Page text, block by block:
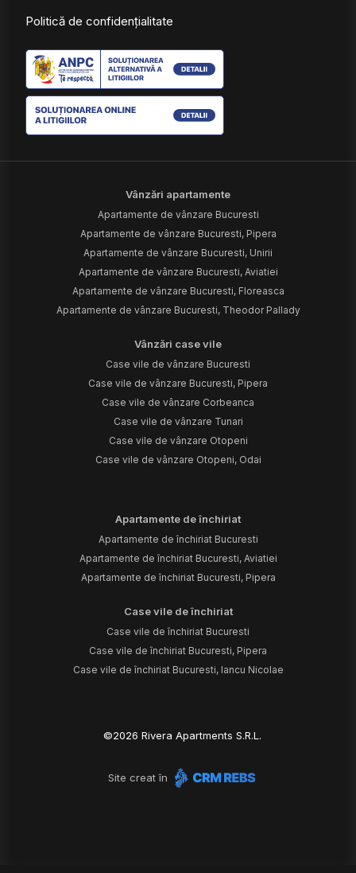
Politică de confidențialitate
Vânzări apartamente
Apartamente de vânzare Bucuresti
Apartamente de vânzare Bucuresti, Pipera
Apartamente de vânzare Bucuresti, Unirii
Apartamente de vânzare Bucuresti, Aviatiei
Apartamente de vânzare Bucuresti, Floreasca
Apartamente de vânzare Bucuresti, Theodor Pallady
Vânzări case vile
Case vile de vânzare Bucuresti
Case vile de vânzare Bucuresti, Pipera
Case vile de vânzare Corbeanca
Case vile de vânzare Tunari
Case vile de vânzare Otopeni
Case vile de vânzare Otopeni, Odai
Apartamente de închiriat
Apartamente de închiriat Bucuresti
Apartamente de închiriat Bucuresti, Aviatiei
Apartamente de închiriat Bucuresti, Pipera
Case vile de închiriat
Case vile de închiriat Bucuresti
Case vile de închiriat Bucuresti, Pipera
Case vile de închiriat Bucuresti, Iancu Nicolae
©2026 Rivera Apartments S.R.L.
Site creat în